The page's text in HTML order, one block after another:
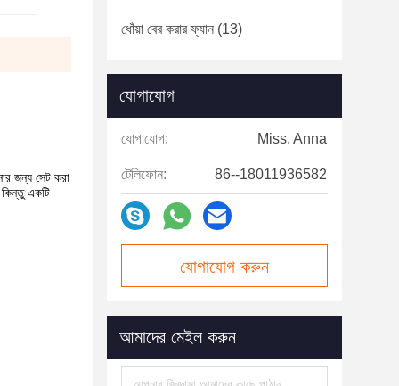
জন্য সেট করা
কিন্তু একটি
ধোঁয়া বের করার ফ্যান (13)
যোগাযোগ
যোগাযোগ: Miss. Anna
টেলিফোন: 86--18011936582
যোগাযোগ করুন
আমাদের মেইল ​​করুন